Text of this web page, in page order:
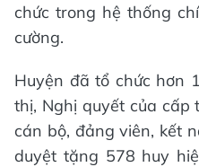
chức trong hệ thống
cường.
Huyện đã tổ chức hơn
thị, Nghị quyết của cấp
cán bộ, đảng viên, kết
duyệt tặng 578 huy